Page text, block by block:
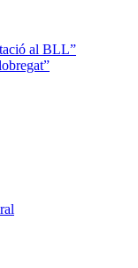
al BLL”